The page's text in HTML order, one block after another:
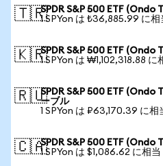
🇹🇷SPDR S&P 500 ETF (Ondo
1 SPYon は ₺36,885.99 に相
🇰🇷SPDR S&P 500 ETF (Ondo
1 SPYon は ₩1,102,318.88 に
🇷🇺SPDR S&P 500 ETF (Ondo
ーブル
1 SPYon は ₽63,170.39 に相
🇨🇦SPDR S&P 500 ETF (Ondo
1 SPYon は $1,086.62 に相当